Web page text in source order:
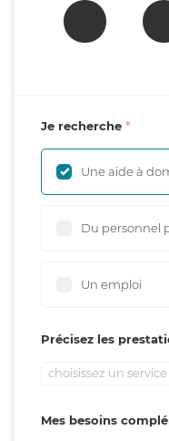
Je recherche
Une aide à
Du personnel
Un emploi
Précisez les
choisissez un service
Mes besoins